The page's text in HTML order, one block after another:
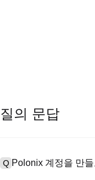
질의 문답
Q Polonix 계정을 만